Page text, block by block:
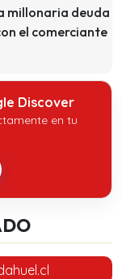
millonaria deuda
el comerciante
Discover
en tu